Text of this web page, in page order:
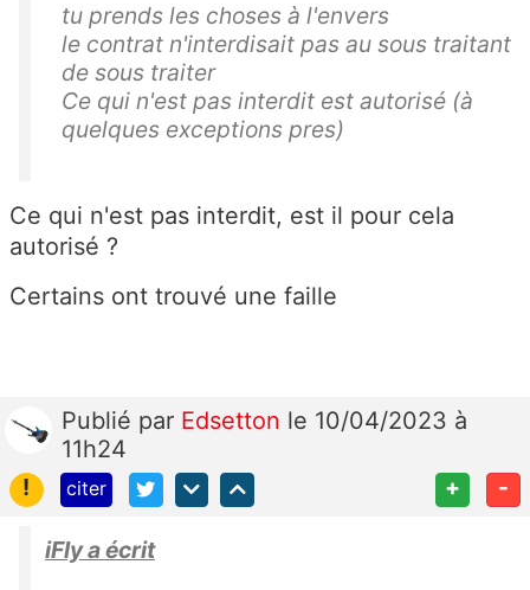
tu prends les choses à l'envers
le contrat n'interdisait pas au sous traitant
de sous traiter
Ce qui n'est pas interdit est autorisé (à
quelques exceptions pres)
Ce qui n'est pas interdit, est il pour cela
autorisé ?
Certains ont trouvé une faille
Publié par Edsetton le 10/04/2023 à
11h24
!
citer + -
iFly a écrit